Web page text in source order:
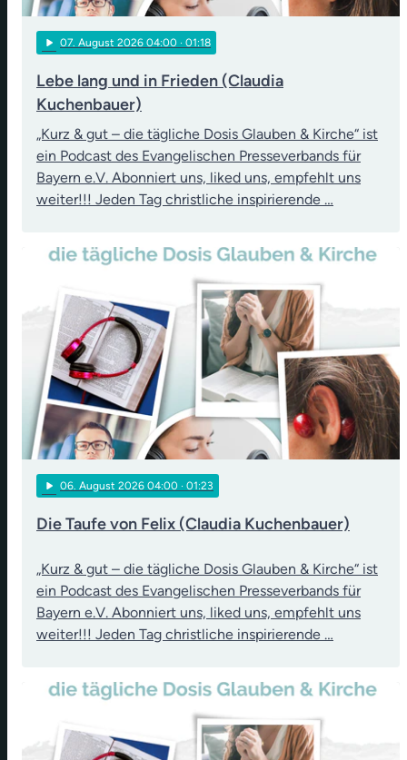
play_arrow 07. August 2026 04:00 · 01:18
Lebe lang und in Frieden (Claudia
Kuchenbauer)
„Kurz & gut – die tägliche Dosis Glauben & Kirche“ ist
ein Podcast des Evangelischen Presseverbands für
Bayern e.V. Abonniert uns, liked uns, empfehlt uns
weiter!!! Jeden Tag christliche inspirierende …
play_arrow 06. August 2026 04:00 · 01:23
Die Taufe von Felix (Claudia Kuchenbauer)
„Kurz & gut – die tägliche Dosis Glauben & Kirche“ ist
ein Podcast des Evangelischen Presseverbands für
Bayern e.V. Abonniert uns, liked uns, empfehlt uns
weiter!!! Jeden Tag christliche inspirierende …